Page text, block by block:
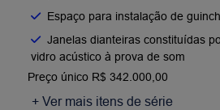
Espaço para instalação de
Janelas dianteiras constituídas
vidro acústico à prova de som
Preço único R$ 342.000,00
+ Ver mais itens de série